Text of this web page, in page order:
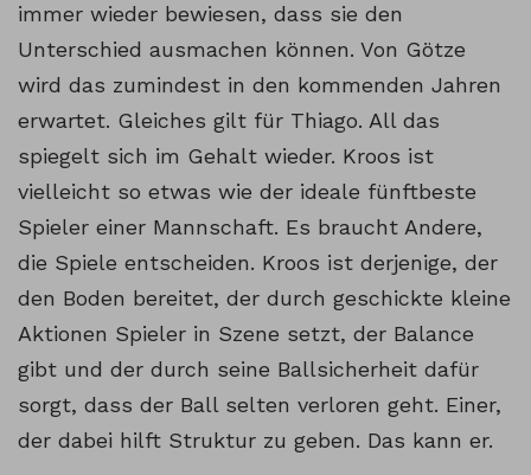
immer wieder bewiesen, dass sie den
Unterschied ausmachen können. Von Götze
wird das zumindest in den kommenden Jahren
erwartet. Gleiches gilt für Thiago. All das
spiegelt sich im Gehalt wieder. Kroos ist
vielleicht so etwas wie der ideale fünftbeste
Spieler einer Mannschaft. Es braucht Andere,
die Spiele entscheiden. Kroos ist derjenige, der
den Boden bereitet, der durch geschickte kleine
Aktionen Spieler in Szene setzt, der Balance
gibt und der durch seine Ballsicherheit dafür
sorgt, dass der Ball selten verloren geht. Einer,
der dabei hilft Struktur zu geben. Das kann er.